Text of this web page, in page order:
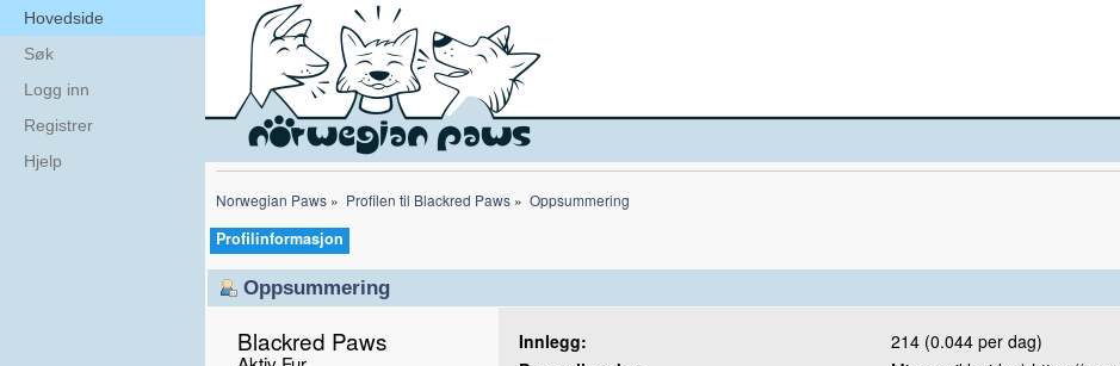
Hovedside
Søk
Logg inn
Registrer
Hjelp
Norwegian Paws » Profilen til Blackred Paws» Oppsummering
Profilinformasjon
Oppsummering
Blackred Paws Innlegg:
214 (0.044 per dag)